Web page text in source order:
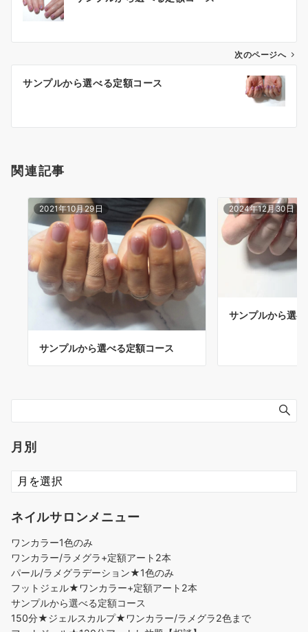
次のページへ
サンプルから選べる定額コース
関連記事
2021年10月29日
サンプルから選べる定額コース
2024年12月30日
サンプルから選
月別
ネイルサロンメニュー
ワンカラー1色のみ
ワンカラー/ラメグラ+定額アート2本
パール/ラメグラデーション★1色のみ
フットジェル★ワンカラー+定額アート2本
サンプルから選べる定額コース
150分★ジェルスカルプ★ワンカラー/ラメグラ2色まで